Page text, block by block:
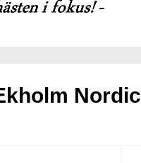
Nordic